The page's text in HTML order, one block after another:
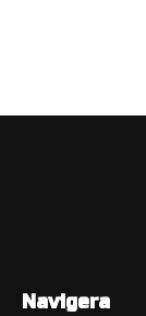
Navigera